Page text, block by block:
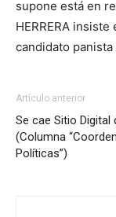
supone está en
HERRERA
candidato
Artículo anterior
Se cae Sitio Digital
(Columna
Políticas”)